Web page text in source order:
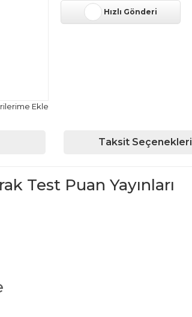
Hızlı Gönderi
Taksit Seçenekleri
Test Puan Yayınları